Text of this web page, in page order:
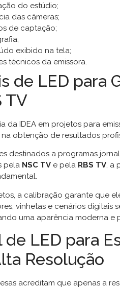
do estúdio;
das câmeras;
de captação;
exibido na tela;
técnicos da emissora.
de LED para
TV
da IDEA em projetos para
obtenção de resultados
destinados a programas
pela NSC TV e pela RBS TV, a
a calibração garante que
vinhetas e cenários digitais
uma aparência moderna e
de LED para
Resolução
acreditam que apenas a